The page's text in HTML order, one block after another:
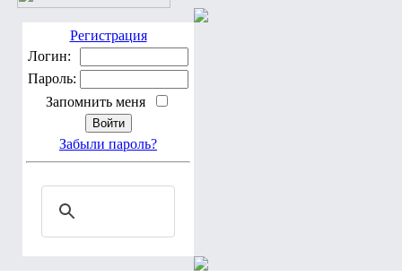
Регистрация
Логин:
Пароль:
Запомнить меня
Забыли пароль?